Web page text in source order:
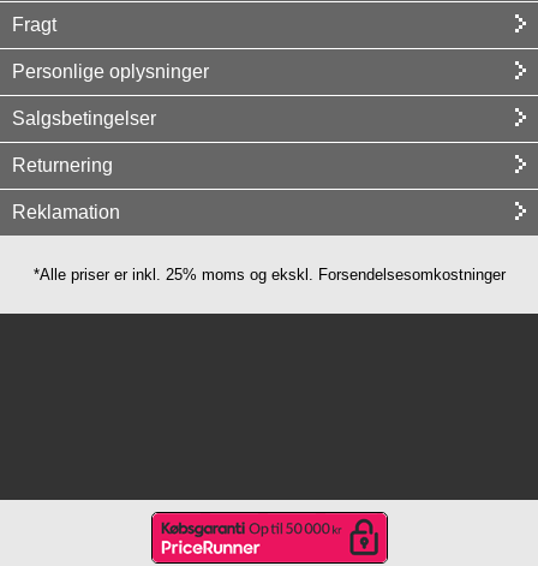
Fragt
Personlige oplysninger
Salgsbetingelser
Returnering
Reklamation
*Alle priser er inkl. 25% moms og ekskl. Forsendelsesomkostninger